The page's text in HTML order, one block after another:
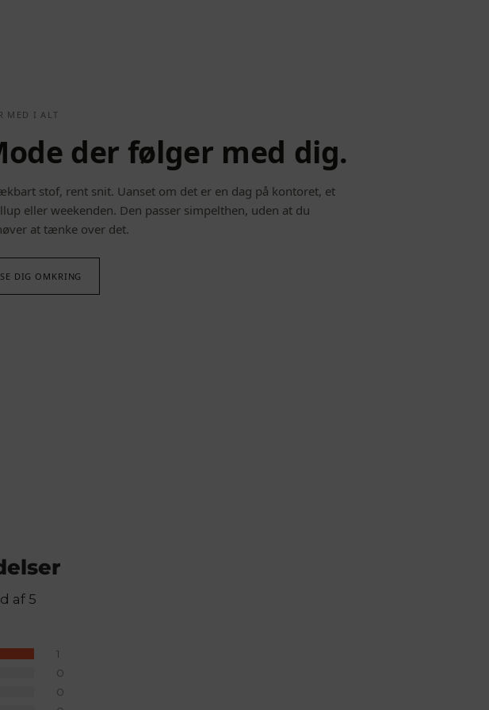
MED I ALT
der følger med dig.
stof, rent snit. Uanset om det er en dag på kontoret, et
eller weekenden. Den passer simpelthen, uden at du
at tænke over det.
SE DIG OMKRING
af 5
1
0
0